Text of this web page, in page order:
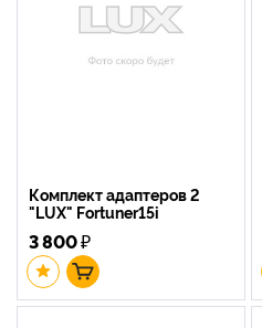
Комплект адаптеров 2
"LUX" Fortuner15i
3 800₽